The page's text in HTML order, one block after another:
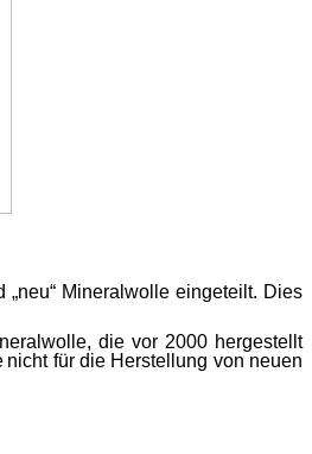
„neu“ Mineralwolle eingeteilt. Dies
die vor 2000 hergestellt
nicht für die Herstellung von neuen